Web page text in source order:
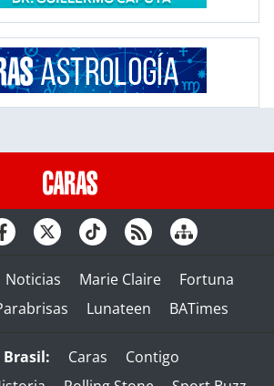
Noticias Marie Claire
Fortuna
Lunateen BATimes
Caras
Contigo